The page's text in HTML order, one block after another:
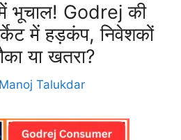
भूचाल! Godrej की
में हड़कंप, निवेशकों
या खतरा?
Manoj Talukdar